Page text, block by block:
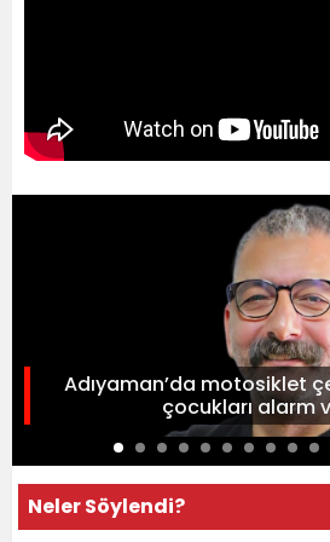
Adıyaman’da motosiklet
çocukları alarm
Neler Söylendi?